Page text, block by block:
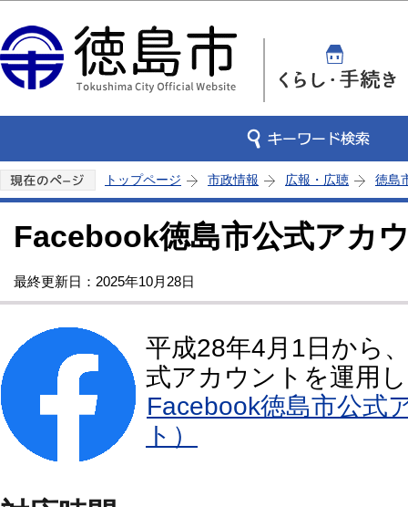
トップページ 市政情報 広報・広聴 徳島
Facebook徳島市公式アカ
最終更新日：2025年10月28日
平成28年4月1日から
式アカウントを運用
Facebook徳島市公式
ト）